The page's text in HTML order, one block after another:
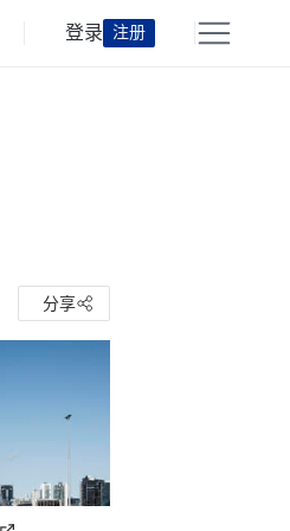
登录 注册
分享